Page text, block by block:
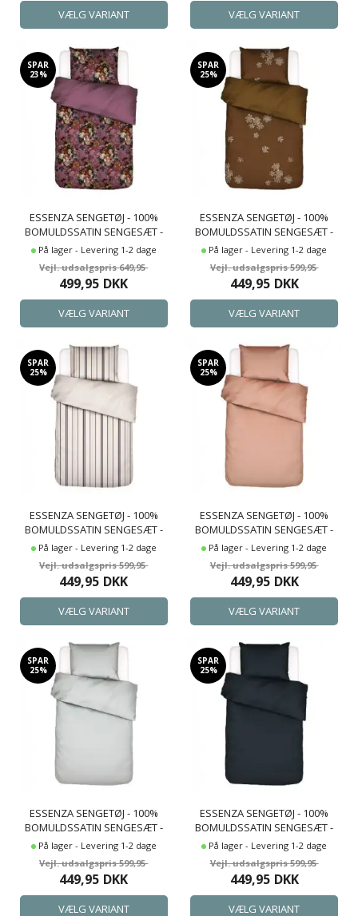
SPAR
23%
ESSENZA SENGETØJ - 100%
BOMULDSSATIN SENGESÆT -
KARLI PURPLE TULIP
SENGELINNED
På lager - Levering 1-2 dage
649,95
499,95 DKK
SPAR
25%
ESSENZA SENGETØJ - 100%
BOMULDSSATIN SENGESÆT -
LAUREN CINNAMON
SENGELINNED
På lager - Levering 1-2 dage
599,95
449,95 DKK
SPAR
25%
ESSENZA SENGETØJ - 100%
BOMULDSSATIN SENGESÆT -
MERYL LOVELY LILAC
SENGELINNED
På lager - Levering 1-2 dage
599,95
449,95 DKK
SPAR
25%
ESSENZA SENGETØJ - 100%
BOMULDSSATIN SENGESÆT -
MINTE BRIGHT TERRA
SENGELINNED
På lager - Levering 1-2 dage
599,95
449,95 DKK
SPAR
25%
ESSENZA SENGETØJ - 100%
BOMULDSSATIN SENGESÆT -
MINTE GREY SENGELINNED
På lager - Levering 1-2 dage
599,95
449,95 DKK
SPAR
25%
ESSENZA SENGETØJ - 100%
BOMULDSSATIN SENGESÆT -
MINTE NIGHTBLUE
SENGELINNED
På lager - Levering 1-2 dage
599,95
449,95 DKK